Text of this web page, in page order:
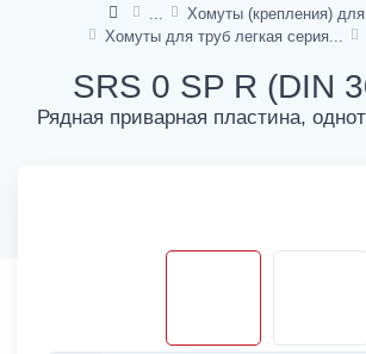
Хомуты для труб легкая серия
SRS 0 SP R (DIN
Рядная приварная пластина,